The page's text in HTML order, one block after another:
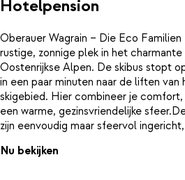
Hotelpension
Oberauer Wagrain – Die Eco
rustige, zonnige plek in het
Oostenrijkse Alpen. De skibus stopt
in een paar minuten naar de liften van
skigebied. Hier combineer je comfort,
een warme, gezinsvriendelijke
zijn eenvoudig maar sfeervol
rust en ruimte. In de ochtend wacht
Nu bekijken